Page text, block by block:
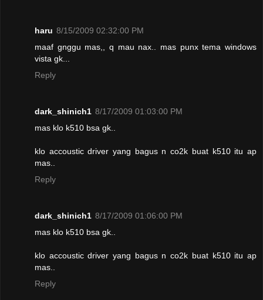
haru 8/15/2009 02:32:00 PM
maaf gnggu mas,, q mau nax.. mas punx tema windows
vista gk...
Reply
dark_shinich1 8/17/2009 01:03:00 PM
mas klo k510 bsa gk..
klo accoustic driver yang bagus n co2k buat k510 itu ap
mas..
Reply
dark_shinich1 8/17/2009 01:06:00 PM
mas klo k510 bsa gk..
klo accoustic driver yang bagus n co2k buat k510 itu ap
mas..
Reply